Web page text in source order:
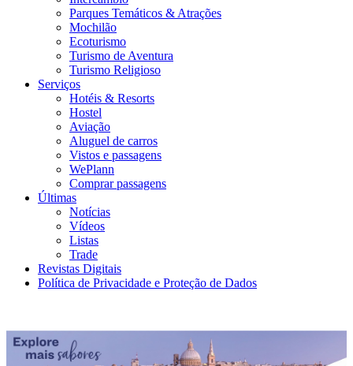
Parques Temáticos & Atrações
Mochilão
Ecoturismo
Turismo de Aventura
Turismo Religioso
Serviços
Hotéis & Resorts
Hostel
Aviação
Aluguel de carros
Vistos e passagens
WePlann
Comprar passagens
Últimas
Notícias
Vídeos
Listas
Trade
Revistas Digitais
Política de Privacidade e Proteção de Dados